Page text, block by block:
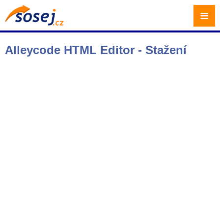
Alleycode HTML Editor - Stažení
≡